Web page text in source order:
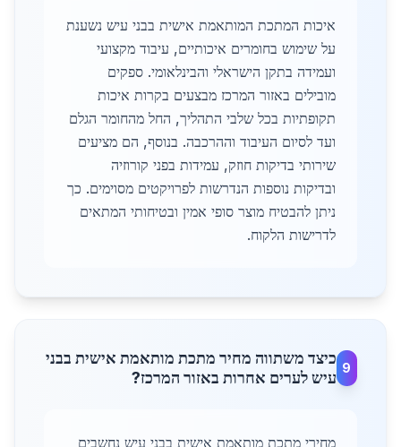
איכות המתכת המותאמת אישית בבני עיש נשענת
על שימוש בחומרים איכותיים, עיבוד מקצועי
ועמידה בתקן הישראלי והבינלאומי. ספקים
מובילים באזור המרכז מבצעים בקרות איכות
תקופתיות בכל שלבי התהליך, החל מהחומר הגלם
ועד לסיום העיבוד וההרכבה. בנוסף, הם מציעים
שירותי בדיקות חוזק, עמידות בפני קורוזיה
ובדיקות נוספות הנדרשות לפרויקטים מסוימים. כך
ניתן להבטיח מוצר סופי אמין ובטיחותי המתאים
לדרישות הלקוח.
9
כיצד משתווה מחיר מתכת מותאמת אישית בבני
עיש לערים אחרות באזור המרכז?
מחירי מתכת מותאמת אישית בבני עיש נחשבים